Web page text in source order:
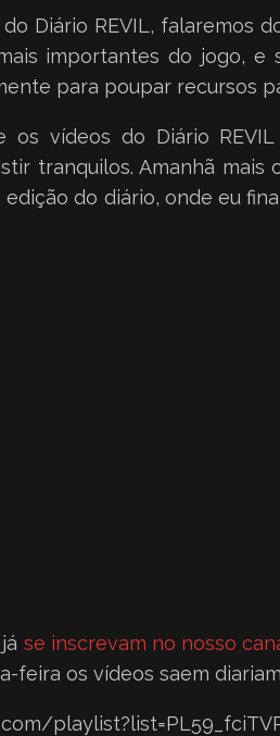
Diário REVIL, falaremos
importantes do jogo,
para poupar recursos
os vídeos do Diário REVIL
tranquilos. Amanhã mais
do diário, onde eu
se inscrevam no nosso
feira os vídeos saem